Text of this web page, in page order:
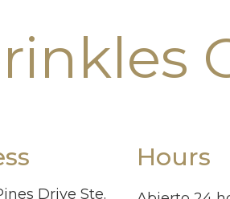
Drive Ste.
Hours